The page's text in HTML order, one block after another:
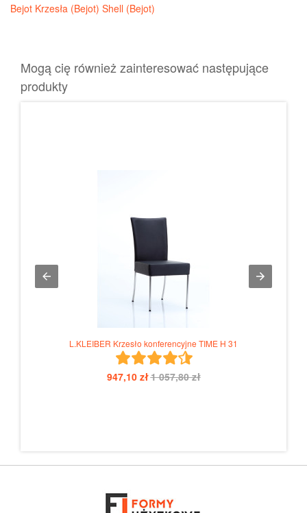
Bejot Krzesła (Bejot) Shell (Bejot)
Mogą cię również zainteresować następujące
produkty
L.KLEIBER Krzesło konferencyjne TIME H 31
947,10 zł1 057,80 zł